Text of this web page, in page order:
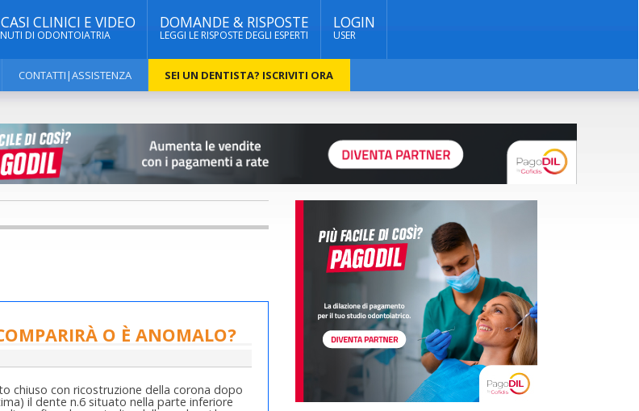
CLINICI E VIDEO
DI ODONTOIATRIA
DOMANDE & RISPOSTE
LEGGI LE RISPOSTE DEGLI ESPERTI
LOGIN
USER
CONTATTI|ASSISTENZA SEI UN DENTISTA? ISCRIVITI ORA
O È ANOMALO?
chiuso con ricostruzione della corona dopo
il dente n.6 situato nella parte inferiore